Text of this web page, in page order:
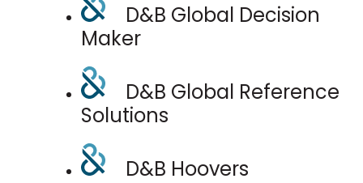
D&B Global Decision
Maker
D&B Global Reference
Solutions
D&B Hoovers